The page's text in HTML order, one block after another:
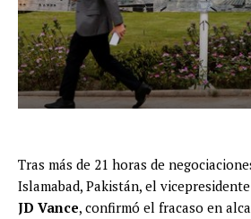
Tras más de 21 horas de
Islamabad, Pakistán, el
JD Vance, confirmó el fracaso en